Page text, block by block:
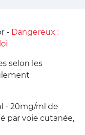
- Dangereux :
selon les
- 20mg/ml de
par voie cutanée,